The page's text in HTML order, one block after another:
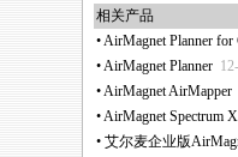
相关产品
•AirMagnet Planner for
•AirMagnet Planner
•AirMagnet AirMapper
•AirMagnet Spectrum
• 艾尔麦企业版